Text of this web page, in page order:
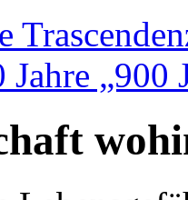
„900